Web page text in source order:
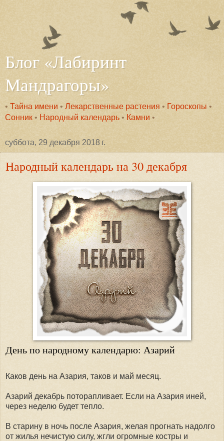
Блог «Лабиринт
Мандрагоры»
• Тайна имени • Лекарственные растения • Гороскопы •
Сонник • Народный календарь • Камни •
суббота, 29 декабря 2018 г.
Народный календарь на 30 декабря
День по народному календарю: Азарий
Каков день на Азария, таков и май месяц.
Азарий декабрь поторапливает. Если на Азария иней,
через неделю будет тепло.
В старину в ночь после Азария, желая прогнать надолго
от жилья нечистую силу, жгли огромные костры и